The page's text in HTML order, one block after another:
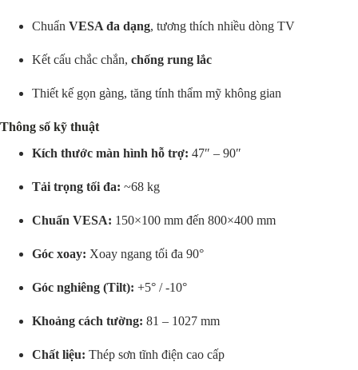
Chuẩn VESA đa dạng, tương thích nhiều dòng TV
Kết cấu chắc chắn, chống rung lắc
Thiết kế gọn gàng, tăng tính thẩm mỹ không gian
Thông số kỹ thuật
Kích thước màn hình hỗ trợ: 47″ – 90″
Tải trọng tối đa: ~68 kg
Chuẩn VESA: 150×100 mm đến 800×400 mm
Góc xoay: Xoay ngang tối đa 90°
Góc nghiêng (Tilt): +5° / -10°
Khoảng cách tường: 81 – 1027 mm
Chất liệu: Thép sơn tĩnh điện cao cấp